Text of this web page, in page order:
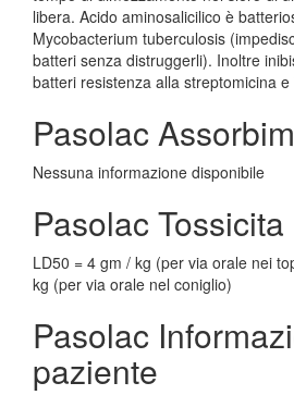
libera. Acido aminosalicilico è
Mycobacterium tuberculosis
batteri senza distruggerli). Inoltre
batteri resistenza alla streptomicina e
Pasolac
Nessuna informazione disponibile
Pasolac Tossicita
LD50 = 4 gm / kg (per via orale nei
kg (per via orale nel coniglio)
Pasolac
paziente